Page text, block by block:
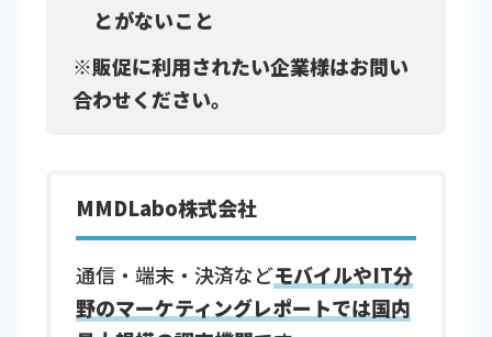
とがないこと
※販促に利用されたい企業様はお問い
合わせください。
MMDLabo株式会社
通信・端末・決済などモバイルやIT分
野のマーケティングレポートでは国内